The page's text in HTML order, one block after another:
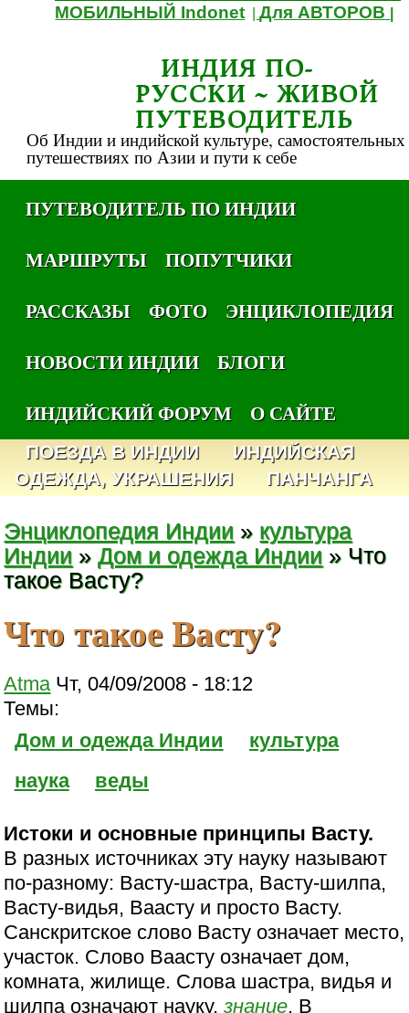
МОБИЛЬНЫЙ Indonet |Для АВТОРОВ
ИНДИЯ ПО-
РУССКИ ~ ЖИВОЙ
ПУТЕВОДИТЕЛЬ
Об Индии и индийской культуре, самостоятельных
путешествиях по Азии и пути к себе
ПУТЕВОДИТЕЛЬ ПО ИНДИИ
МАРШРУТЫ
ПОПУТЧИКИ
РАССКАЗЫ
ФОТО
ЭНЦИКЛОПЕДИЯ
НОВОСТИ ИНДИИ
БЛОГИ
ИНДИЙСКИЙ ФОРУМ
О САЙТЕ
ПОЕЗДА В ИНДИИ
ИНДИЙСКАЯ
ОДЕЖДА, УКРАШЕНИЯ
ПАНЧАНГА
Энциклопедия Индии » культура
Индии »Дом и одежда Индии » Что
такое Васту?
Что такое Васту?
Atma Чт, 04/09/2008 - 18:12
Темы:
Дом и одежда Индии
культура
наука
веды
Истоки и основные принципы Васту.
В разных источниках эту науку называют
по-разному: Васту-шастра, Васту-шилпа,
Васту-видья, Ваасту и просто Васту.
Санскритское слово Васту означает место,
участок. Слово Ваасту означает дом,
комната, жилище. Слова шастра, видья и
шилпа означают науку,знание. В